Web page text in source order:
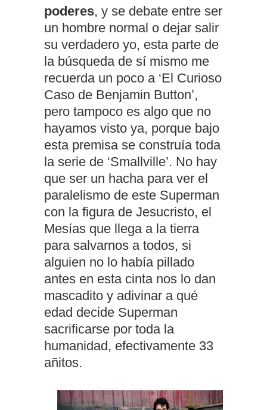
poderes, y se debate entre ser
un hombre normal o dejar salir
su verdadero yo, esta parte de
la búsqueda de sí mismo me
recuerda un poco a ‘El Curioso
Caso de Benjamin Button’,
pero tampoco es algo que no
hayamos visto ya, porque bajo
esta premisa se construía toda
la serie de ‘Smallville’. No hay
que ser un hacha para ver el
paralelismo de este Superman
con la figura de Jesucristo, el
Mesías que llega a la tierra
para salvarnos a todos, si
alguien no lo había pillado
antes en esta cinta nos lo dan
mascadito y adivinar a qué
edad decide Superman
sacrificarse por toda la
humanidad, efectivamente 33
añitos.